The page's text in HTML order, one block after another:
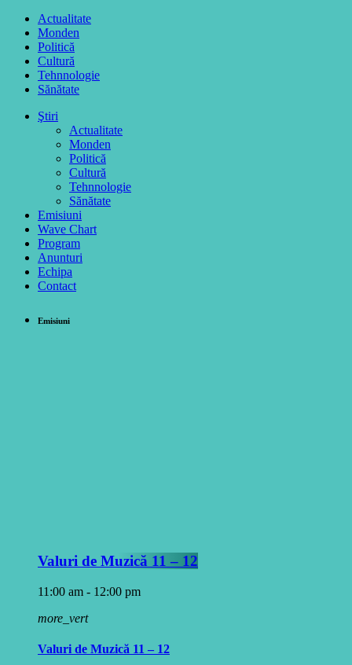
Actualitate
Monden
Politică
Cultură
Tehnnologie
Sănătate
Ştiri
Actualitate
Monden
Politică
Cultură
Tehnnologie
Sănătate
Emisiuni
Wave Chart
Program
Anunturi
Echipa
Contact
Emisiuni
Valuri de Muzică 11 – 12
11:00 am - 12:00 pm
more_vert
Valuri de Muzică 11 – 12